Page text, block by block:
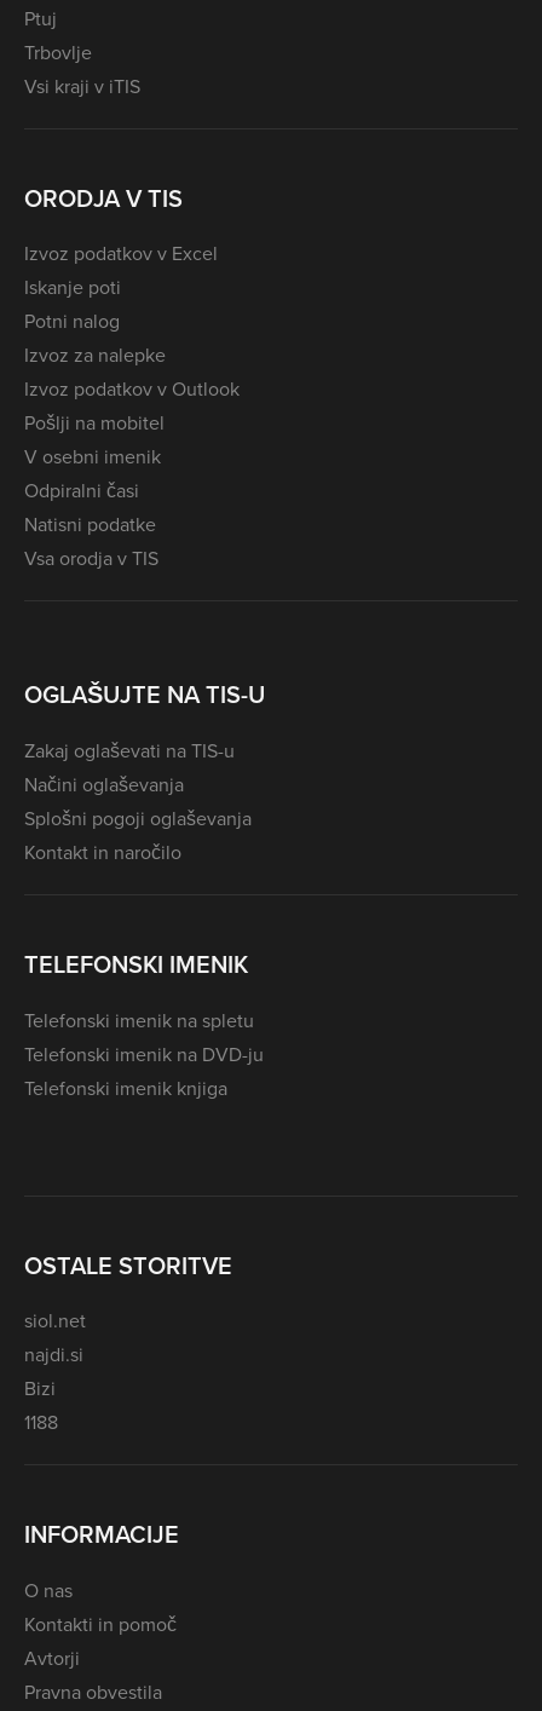
Ptuj
Trbovlje
Vsi kraji v iTIS
ORODJA V TIS
Izvoz podatkov v Excel
Iskanje poti
Potni nalog
Izvoz za nalepke
Izvoz podatkov v Outlook
Pošlji na mobitel
V osebni imenik
Odpiralni časi
Natisni podatke
Vsa orodja v TIS
OGLAŠUJTE NA TIS-U
Zakaj oglaševati na TIS-u
Načini oglaševanja
Splošni pogoji oglaševanja
Kontakt in naročilo
TELEFONSKI IMENIK
Telefonski imenik na spletu
Telefonski imenik na DVD-ju
Telefonski imenik knjiga
OSTALE STORITVE
siol.net
najdi.si
Bizi
1188
INFORMACIJE
O nas
Kontakti in pomoč
Avtorji
Pravna obvestila